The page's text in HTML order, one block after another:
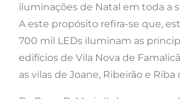
iluminações de Natal em toda a
A este propósito refira-se que,
700 mil LEDs iluminam as
edifícios de Vila Nova de
as vilas de Joane, Ribeirão e Riba